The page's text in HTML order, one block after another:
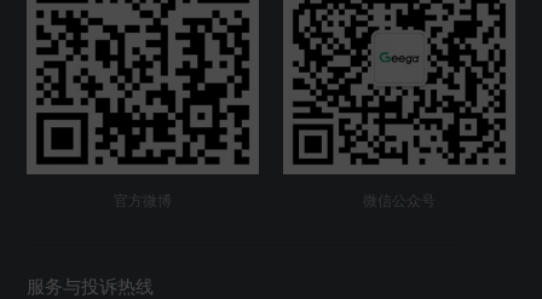
官方微博 微信公众号
服务与投诉热线